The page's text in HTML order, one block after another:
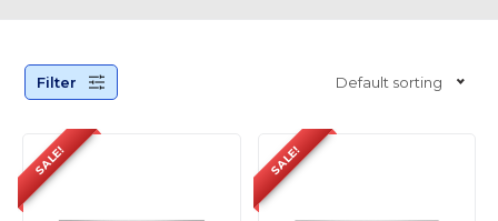
Filter Default sorting
SALE! SALE!